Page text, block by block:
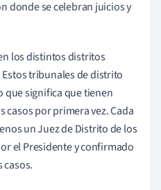
donde se celebran juicios y
los distintos distritos
tribunales de distrito
significa que tienen
por primera vez. Cada
un Juez de Distrito de los
el Presidente y confirmado
casos.